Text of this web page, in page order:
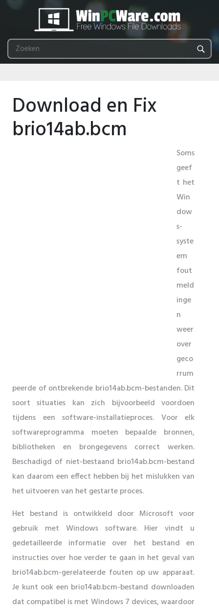
Download en Fix
brio14ab.bcm
Soms
geef
t het
Win
dow
s-
syste
em
fout
meld
inge
n
weer
over
geco
rrum
peerde of ontbrekende brio14ab.bcm-bestanden. Dit
soort situaties kan zich bijvoorbeeld voordoen
tijdens een software-installatieproces. Voor elk
softwareprogramma moeten bepaalde bronnen,
bibliotheken en brongegevens correct werken.
Beschadigd of niet-bestaand brio14ab.bcm-bestand
kan daarom een ​​effect hebben bij het mislukken van
het uitvoeren van het gestarte proces.
Het bestand is ontwikkeld door Microsoft voor
gebruik met Windows software. Hier vindt u
gedetailleerde informatie over het bestand en
instructies over hoe verder te gaan in het geval van
brio14ab.bcm-gerelateerde fouten op uw apparaat.
Je kunt ook een brio14ab.bcm-bestand downloaden
dat compatibel is met Windows 7 devices, waardoor